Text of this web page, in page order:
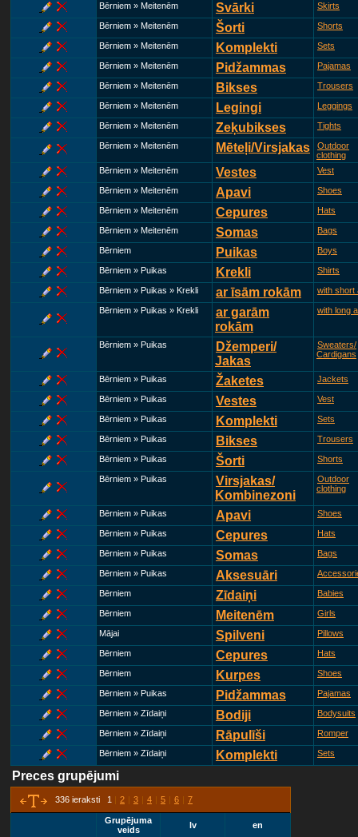
Bērniem » Meitenēm Svārki Skirts
Bērniem » Meitenēm Šorti Shorts
Bērniem » Meitenēm Komplekti Sets
Bērniem » Meitenēm Pidžammas Pajamas
Bērniem » Meitenēm Bikses Trousers
Bērniem » Meitenēm Legingi Leggings
Bērniem » Meitenēm Zeķubikses Tights
Bērniem » Meitenēm Mēteļi/Virsjakas
Outdoor
clothing
Bērniem » Meitenēm
Vestes Vest
Bērniem » Meitenēm Apavi Shoes
Bērniem » Meitenēm Cepures Hats
Bērniem » Meitenēm Somas Bags
Bērniem Puikas Boys
Bērniem » Puikas Krekli Shirts
Bērniem » Puikas » Krekli ar īsām rokām with short
Bērniem » Puikas » Krekli
ar garām
rokām
with long
Bērniem » Puikas
Džemperi/
Jakas
Sweaters/
Cardigans
Bērniem » Puikas Žaketes Jackets
Bērniem » Puikas Vestes Vest
Bērniem » Puikas Komplekti Sets
Bērniem » Puikas Bikses Trousers
Bērniem » Puikas Šorti Shorts
Bērniem » Puikas
Virsjakas/
Kombinezoni
Outdoor
clothing
Bērniem » Puikas Apavi Shoes
Bērniem » Puikas Cepures Hats
Bērniem » Puikas Somas Bags
Bērniem » Puikas Aksesuāri
Bērniem Zīdaiņi Babies
Bērniem Meitenēm Girls
Mājai Spilveni Pillows
Bērniem Cepures Hats
Bērniem Kurpes Shoes
Bērniem » Puikas Pidžammas Pajamas
Bērniem » Zīdaiņi Bodiji Bodysuits
Bērniem » Zīdaiņi Rāpulīši Romper
Bērniem » Zīdaiņi Komplekti Sets
Preces grupējumi
336 ieraksti 1 | 2 | 3 | 4 | 5 | 6 | 7
Grupējuma
veids
lv en